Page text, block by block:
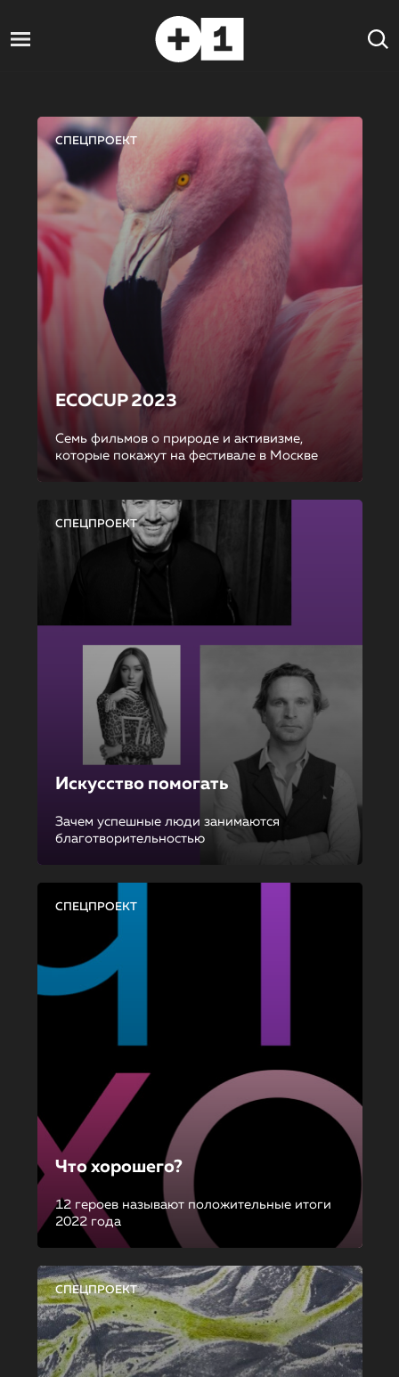
СПЕЦПРОЕКТ
ECOCUP 2023
Семь фильмов о природе и активизме,
которые покажут на фестивале в Москве
СПЕЦПРОЕКТ
Искусство помогать
Зачем успешные люди занимаются
благотворительностью
СПЕЦПРОЕКТ
Что хорошего?
12 героев называют положительные итоги
2022 года
СПЕЦПРОЕКТ